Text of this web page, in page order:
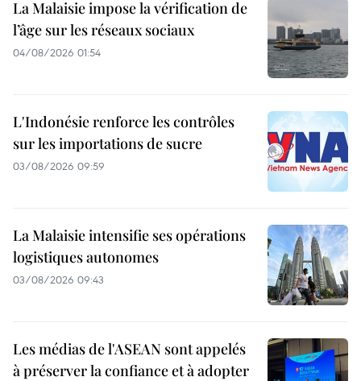
La Malaisie impose la vérification de
l’âge sur les réseaux sociaux
04/08/2026 01:54
L'Indonésie renforce les contrôles
sur les importations de sucre
03/08/2026 09:59
La Malaisie intensifie ses opérations
logistiques autonomes
03/08/2026 09:43
Les médias de l'ASEAN sont appelés
à préserver la confiance et à adopter